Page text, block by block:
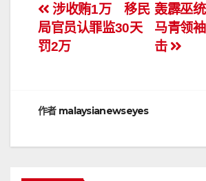
文
章
航
轰霹巫
马青领
击
涉收贿1万 移民
局官员认罪监30天
罚2万
作者 malaysianewseyes